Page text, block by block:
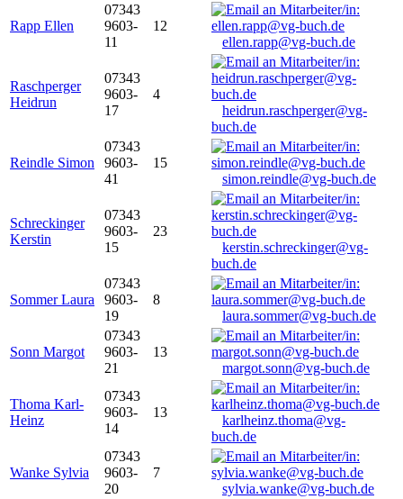
Rapp Ellen
07343
9603-
11
12
ellen.rapp@vg-buch.de
Raschperger
Heidrun
07343
9603-
17
4
heidrun.raschperger@vg-
buch.de
Reindle Simon
07343
9603-
41
15
simon.reindle@vg-buch.de
Schreckinger
Kerstin
07343
9603-
15
23
kerstin.schreckinger@vg-
buch.de
Sommer Laura
07343
9603-
19
8
laura.sommer@vg-buch.de
Sonn Margot
07343
9603-
21
13
margot.sonn@vg-buch.de
Thoma Karl-
Heinz
07343
9603-
14
13
karlheinz.thoma@vg-
buch.de
Wanke Sylvia
07343
9603-
20
7
sylvia.wanke@vg-buch.de